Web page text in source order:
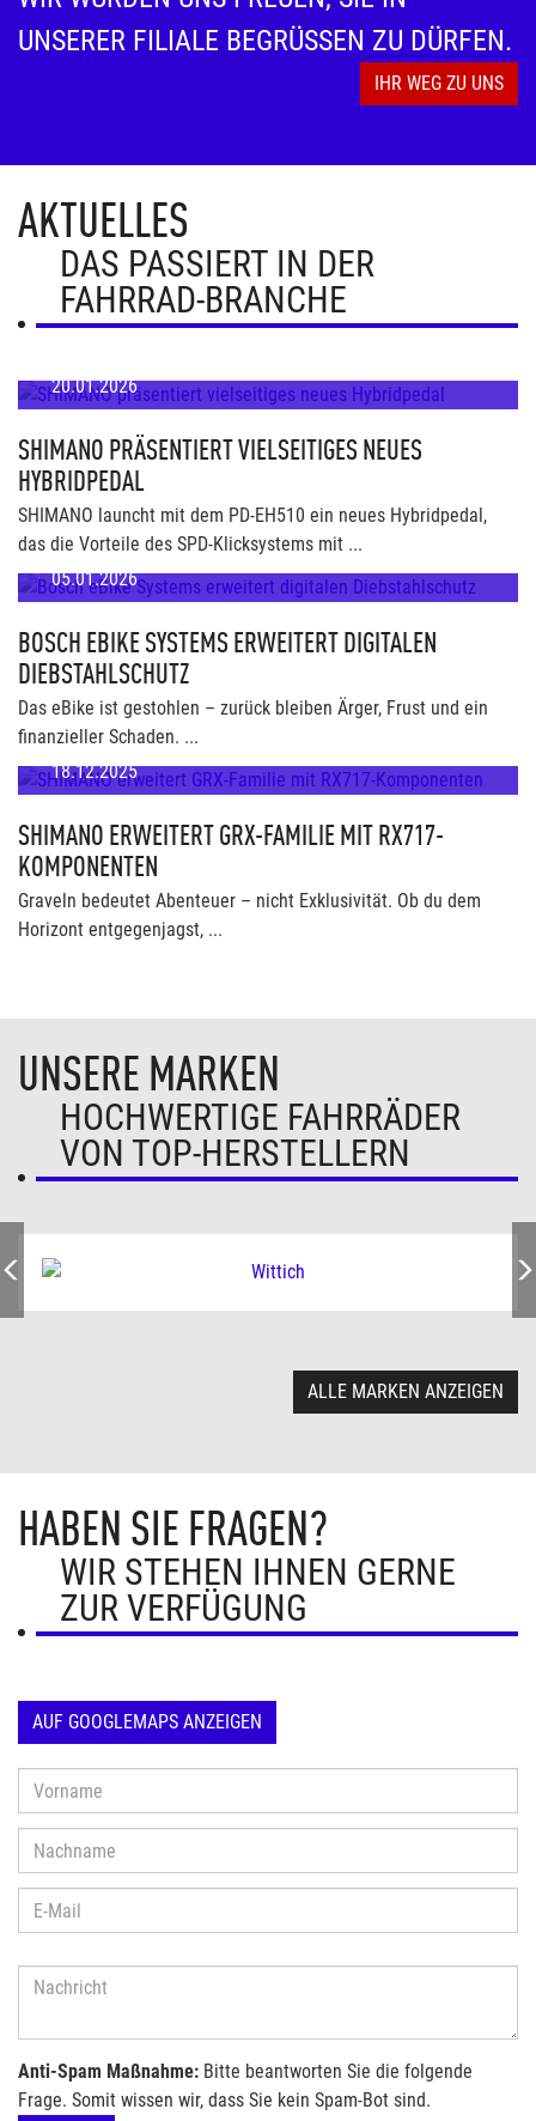
UNSERER FILIALE BEGRÜSSEN ZU DÜRFEN.
IHR WEG ZU UNS
AKTUELLES
DAS PASSIERT IN DER
FAHRRAD-BRANCHE
20.01.2026
SHIMANO PRÄSENTIERT VIELSEITIGES NEUES
HYBRIDPEDAL
SHIMANO launcht mit dem PD-EH510 ein neues Hybridpedal,
das die Vorteile des SPD-Klicksystems mit ...
05.01.2026
BOSCH EBIKE SYSTEMS ERWEITERT DIGITALEN
DIEBSTAHLSCHUTZ
Das eBike ist gestohlen – zurück bleiben Ärger, Frust und ein
finanzieller Schaden. ...
18.12.2025
SHIMANO ERWEITERT GRX-FAMILIE MIT RX717-
KOMPONENTEN
Graveln bedeutet Abenteuer – nicht Exklusivität. Ob du dem
Horizont entgegenjagst, ...
UNSERE MARKEN
HOCHWERTIGE FAHRRÄDER
VON TOP-HERSTELLERN
ALLE MARKEN ANZEIGEN
HABEN SIE FRAGEN?
WIR STEHEN IHNEN GERNE
ZUR VERFÜGUNG
AUF GOOGLEMAPS ANZEIGEN
Anti-Spam Maßnahme: Bitte beantworten Sie die folgende
Frage. Somit wissen wir, dass Sie kein Spam-Bot sind.